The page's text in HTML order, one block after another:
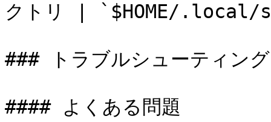
クトリ | `$HOME/
### トラブルシューティング
#### よくある問題